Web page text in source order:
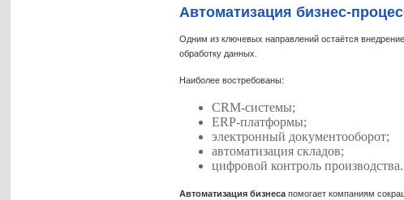
Автоматизация бизнес-
Одним из ключевых направлений остаётся
обработку данных.
Наиболее востребованы:
CRM-системы;
ERP-платформы;
электронный документооборот;
автоматизация складов;
цифровой контроль производства.
Автоматизация бизнесапомогает компаниям